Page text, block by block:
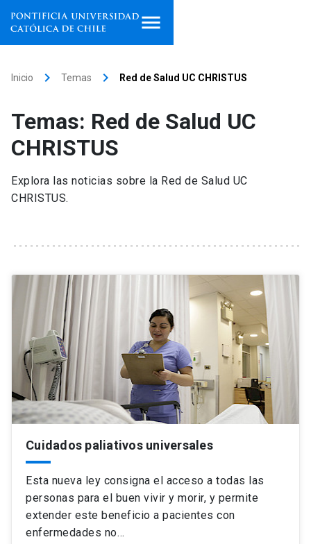
Facultades, escuelas e
institutos
Investigación
Vinculación
Universidad
Información para keyboard_arrow_down
Futuros estudiantes
Estudiantes
Académicos
Personal
Alumni launch
Go to english site launch
ACCESOS DIRECTOS
Admisión launch
Mi Cuenta UC launch
Correo UC launch
Inicio keyboard_arrow_right Temas keyboard_arrow_right Red de Salud UC CHRISTUS
Temas: Red de Salud UC
CHRISTUS
Explora las noticias sobre la Red de Salud UC
CHRISTUS.
Cuidados paliativos universales
Esta nueva ley consigna el acceso a todas las
personas para el buen vivir y morir, y permite
extender este beneficio a pacientes con
enfermedades no…